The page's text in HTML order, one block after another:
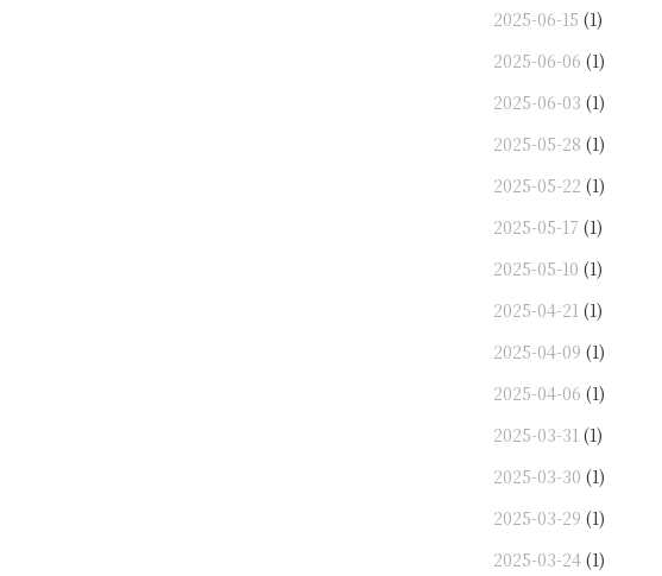
2025-06-15 (1)
2025-06-06 (1)
2025-06-03 (1)
2025-05-28 (1)
2025-05-22 (1)
2025-05-17 (1)
2025-05-10 (1)
2025-04-21 (1)
2025-04-09 (1)
2025-04-06 (1)
2025-03-31 (1)
2025-03-30 (1)
2025-03-29 (1)
2025-03-24 (1)